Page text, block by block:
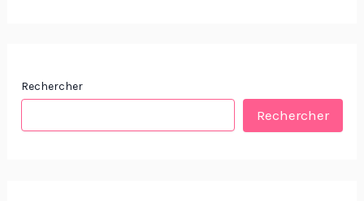
Rechercher
Rechercher